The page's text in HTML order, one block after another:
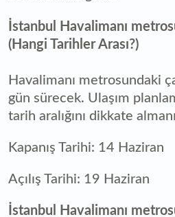
İstanbul Havalimanı
(Hangi Tarihler Arası?)
Havalimanı metrosundaki
gün sürecek. Ulaşım
tarih aralığını dikkate
Kapanış Tarihi: 14 Haziran
Açılış Tarihi: 19 Haziran
İstanbul Havalimanı